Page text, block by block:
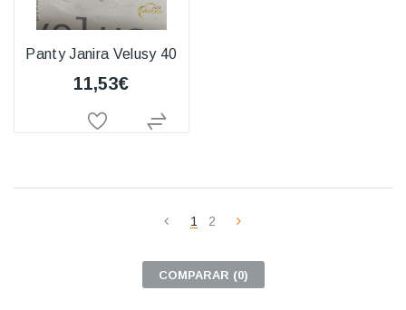
Panty Janira Velusy 40
11,53€
1 2
COMPARAR (0)